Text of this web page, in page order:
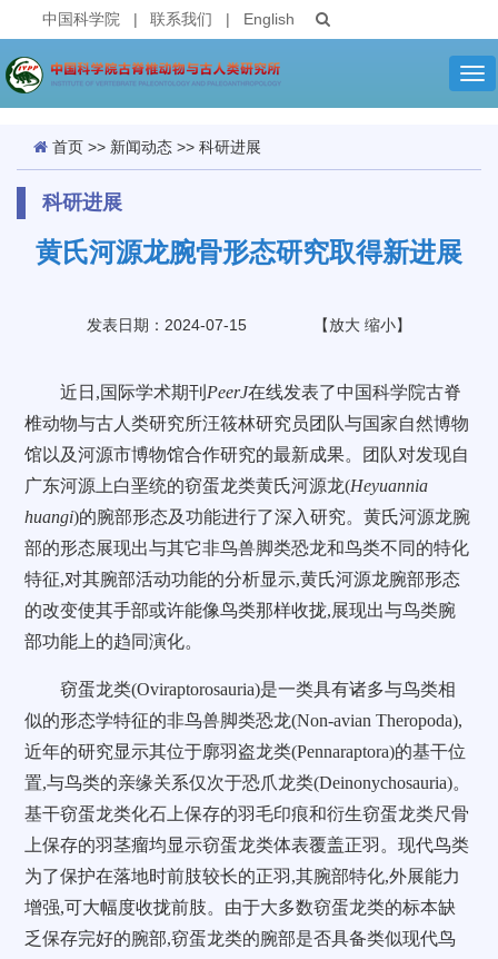
中国科学院 | 联系我们 | English
首页 >> 新闻动态 >> 科研进展
科研进展
黄氏河源龙腕骨形态研究取得新进展
发表日期：2024-07-15 【放大 缩小】
近日,国际学术期刊 PeerJ在线发表了中国科学院古脊
椎动物与古人类研究所汪筱林研究员团队与国家自然博物
馆以及河源市博物馆合作研究的最新成果。团队对发现自
广东河源上白垩统的窃蛋龙类黄氏河源龙(Heyuannia
huangi)的腕部形态及功能进行了深入研究。黄氏河源龙腕
部的形态展现出与其它非鸟兽脚类恐龙和鸟类不同的特化
特征,对其腕部活动功能的分析显示,黄氏河源龙腕部形态
的改变使其手部或许能像鸟类那样收拢,展现出与鸟类腕
部功能上的趋同演化。
窃蛋龙类(Oviraptorosauria)是一类具有诸多与鸟类相
似的形态学特征的非鸟兽脚类恐龙(Non-avian Theropoda),
近年的研究显示其位于廓羽盗龙类(Pennaraptora)的基干位
置,与鸟类的亲缘关系仅次于恐爪龙类(Deinonychosauria)。
基干窃蛋龙类化石上保存的羽毛印痕和衍生窃蛋龙类尺骨
上保存的羽茎瘤均显示窃蛋龙类体表覆盖正羽。现代鸟类
为了保护在落地时前肢较长的正羽,其腕部特化,外展能力
增强,可大幅度收拢前肢。由于大多数窃蛋龙类的标本缺
乏保存完好的腕部,窃蛋龙类的腕部是否具备类似现代鸟